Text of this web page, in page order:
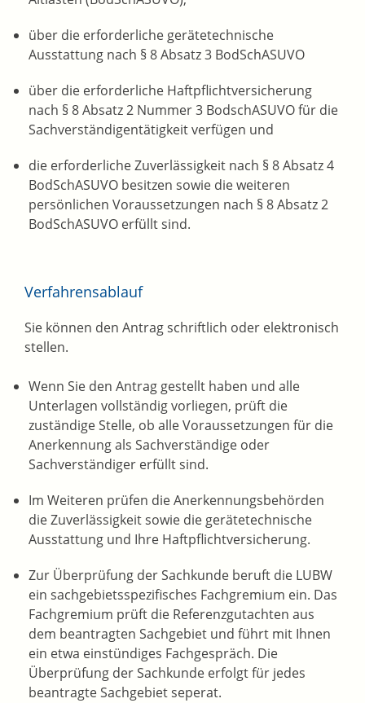
über die erforderliche gerätetechnische
Ausstattung nach § 8 Absatz 3 BodSchASUVO
über die erforderliche Haftpflichtversicherung
nach § 8 Absatz 2 Nummer 3 BodschASUVO für die
Sachverständigentätigkeit verfügen und
die erforderliche Zuverlässigkeit nach § 8 Absatz 4
BodSchASUVO besitzen sowie die weiteren
persönlichen Voraussetzungen nach § 8 Absatz 2
BodSchASUVO erfüllt sind.
Verfahrensablauf
Sie können den Antrag schriftlich oder elektronisch
stellen.
Wenn Sie den Antrag gestellt haben und alle
Unterlagen vollständig vorliegen, prüft die
zuständige Stelle, ob alle Voraussetzungen für die
Anerkennung als Sachverständige oder
Sachverständiger erfüllt sind.
Im Weiteren prüfen die Anerkennungsbehörden
die Zuverlässigkeit sowie die gerätetechnische
Ausstattung und Ihre Haftpflichtversicherung.
Zur Überprüfung der Sachkunde beruft die LUBW
ein sachgebietsspezifisches Fachgremium ein. Das
Fachgremium prüft die Referenzgutachten aus
dem beantragten Sachgebiet und führt mit Ihnen
ein etwa einstündiges Fachgespräch. Die
Überprüfung der Sachkunde erfolgt für jedes
beantragte Sachgebiet seperat.